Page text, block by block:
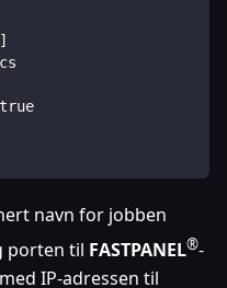
navn for jobben
porten til FASTPANEL®-
med IP-adressen til